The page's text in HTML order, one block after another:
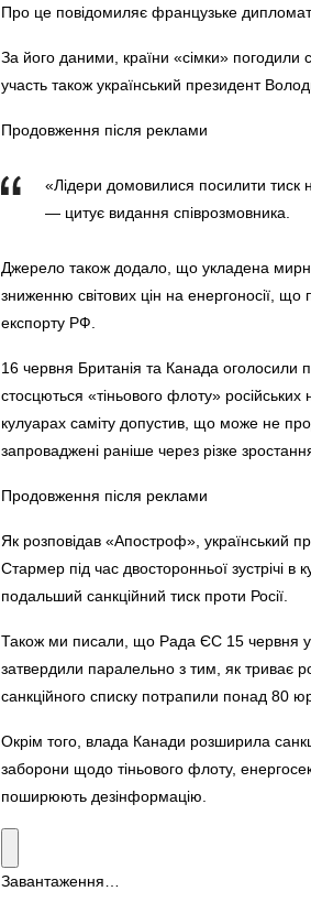
Про це повідомиляє французьке
За його даними, країни «сімки» погодили
участь також український президент
Продовження після реклами
«Лідери домовилися посилити тиск
— цитує видання співрозмовника.
Джерело також додало, що укладена
зниженню світових цін на енергоносії,
експорту РФ.
16 червня Британія та Канада оголосили
стосцються «тіньового флоту»
кулуарах саміту допустив, що може не
запроваджені раніше через різке
Продовження після реклами
Як розповідав «Апостроф», український
Стармер під час двосторонньої зустрічі
подальший санкційний тиск проти Росії.
Також ми писали, що Рада ЄС 15 червня
затвердили паралельно з тим, як
санкційного списку потрапили понад 80
Окрім того, влада Канади розширила
заборони щодо тіньового флоту,
поширюють дезінформацію.
Завантаження…